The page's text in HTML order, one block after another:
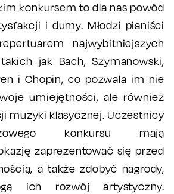
konkursem to dla nas powód
i dumy. Młodzi pianiści
najwybitniejszych
jak Bach, Szymanowski,
i Chopin, co pozwala im nie
umiejętności, ale również
muzyki klasycznej. Uczestnicy
konkursu mają
zaprezentować się przed
a także zdobyć nagrody,
ich rozwój artystyczny.